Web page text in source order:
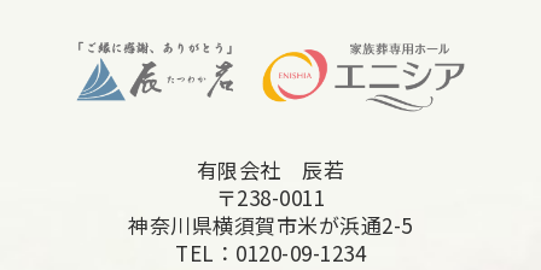
2025年8月
有限会社 辰若
〒238-0011
神奈川県横須賀市米が浜通2-5
TEL： 0120-09-1234